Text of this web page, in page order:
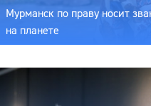
Мурманск по праву носит
на планете